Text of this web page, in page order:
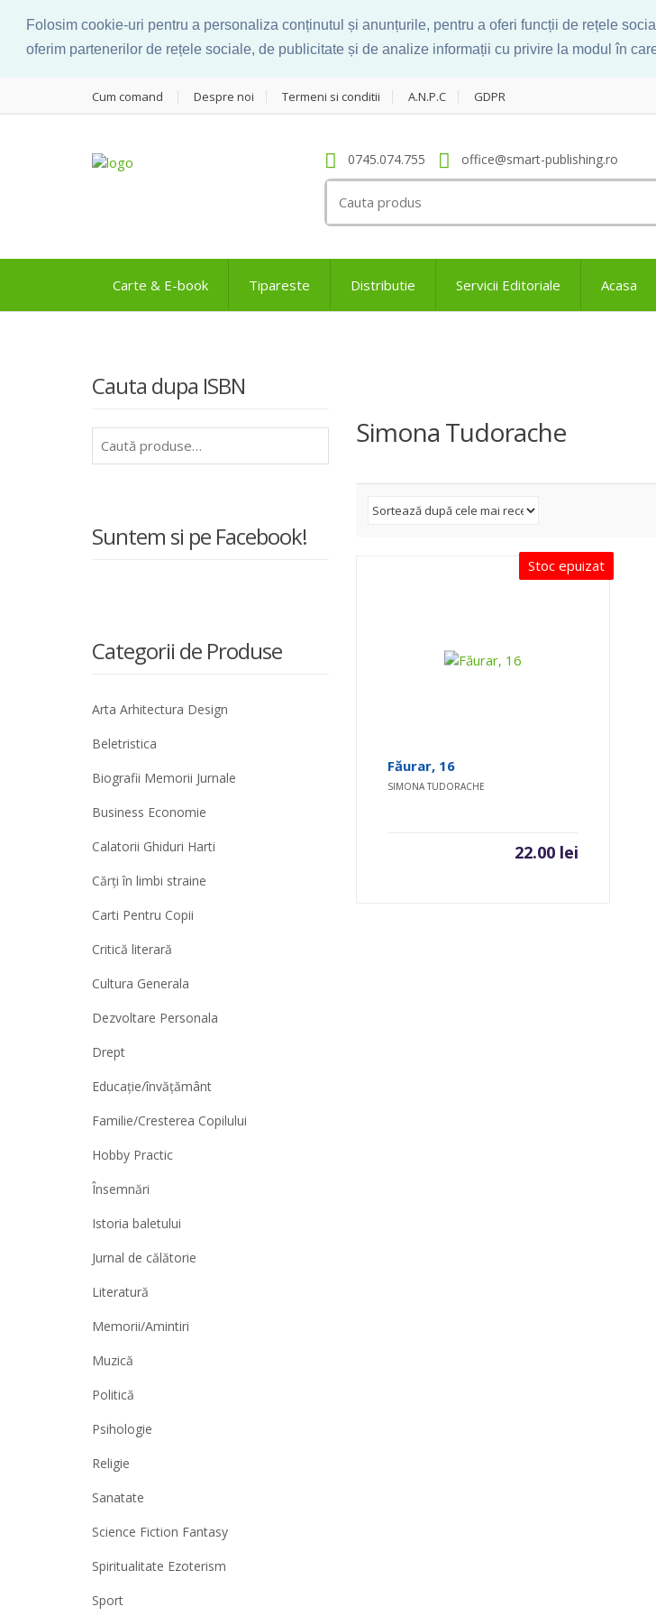
Folosim cookie-uri pentru a personaliza conținutul și anunțurile, pentru a oferi funcții de rețele
oferim partenerilor de rețele sociale, de publicitate și de analize informații cu privire la modul în
Cum comand Despre noi Termeni si conditii A.N.P.C GDPR
0745.074.755 office@smart-publishing.ro
for:
Carte & E-book Tipareste Distributie Servicii Editoriale Acasa
Simona Tudorache
Stoc epuizat
Făurar, 16
SIMONA TUDORACHE
22.00 lei
Cauta dupa ISBN
după:
Suntem si pe Facebook!
Categorii de Produse
Arta Arhitectura Design
Beletristica
Biografii Memorii Jurnale
Business Economie
Calatorii Ghiduri Harti
Cărți în limbi straine
Carti Pentru Copii
Critică literară
Cultura Generala
Dezvoltare Personala
Drept
Educație/învățământ
Familie/Cresterea Copilului
Hobby Practic
Însemnări
Istoria baletului
Jurnal de călătorie
Literatură
Memorii/Amintiri
Muzică
Politică
Psihologie
Religie
Sanatate
Science Fiction Fantasy
Spiritualitate Ezoterism
Sport